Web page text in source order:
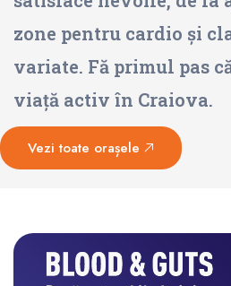
zone pentru cardio și
variate. Fă primul pas
viață activ în Craiova.
Vezi toate orașele